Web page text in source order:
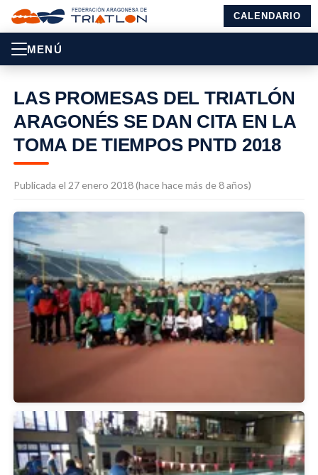
CALENDARIO
MENÚ
LAS PROMESAS DEL TRIATLÓN
ARAGONÉS SE DAN CITA EN LA
TOMA DE TIEMPOS PNTD 2018
Publicada el 27 enero 2018 (hace hace más de 8 años)